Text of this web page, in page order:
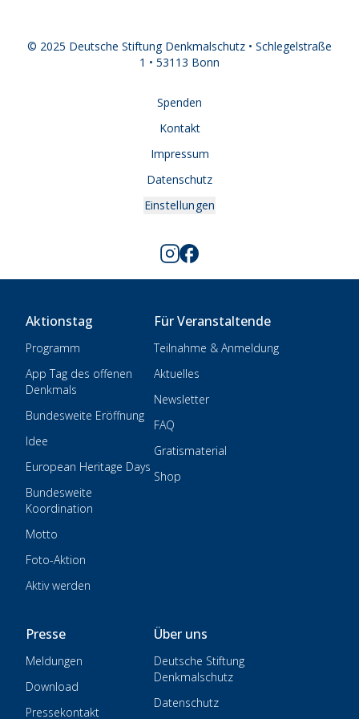
© 2025 Deutsche Stiftung Denkmalschutz • Schlegelstraße
1 • 53113 Bonn
Spenden
Kontakt
Impressum
Datenschutz
Einstellungen
Aktionstag
Programm
App Tag des offenen
Denkmals
Bundesweite Eröffnung
Idee
European Heritage Days
Bundesweite
Koordination
Motto
Foto-Aktion
Aktiv werden
Für Veranstaltende
Teilnahme & Anmeldung
Aktuelles
Newsletter
FAQ
Gratismaterial
Shop
Presse
Meldungen
Download
Pressekontakt
Über uns
Deutsche Stiftung
Denkmalschutz
Datenschutz